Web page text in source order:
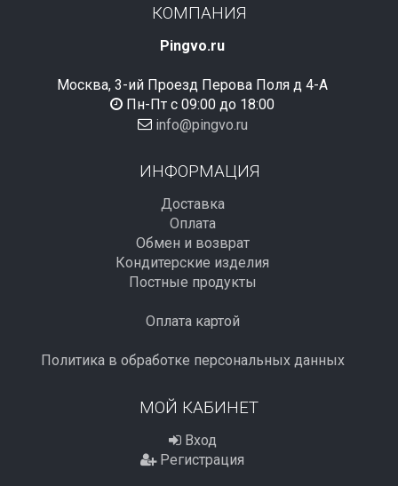
КОМПАНИЯ
Pingvo.ru
Москва, 3-ий Проезд Перова Поля д 4-А
Пн-Пт с 09:00 до 18:00
info@pingvo.ru
ИНФОРМАЦИЯ
Доставка
Оплата
Обмен и возврат
Кондитерские изделия
Постные продукты
Оплата картой
Политика в обработке персональных данных
МОЙ КАБИНЕТ
Вход
Регистрация